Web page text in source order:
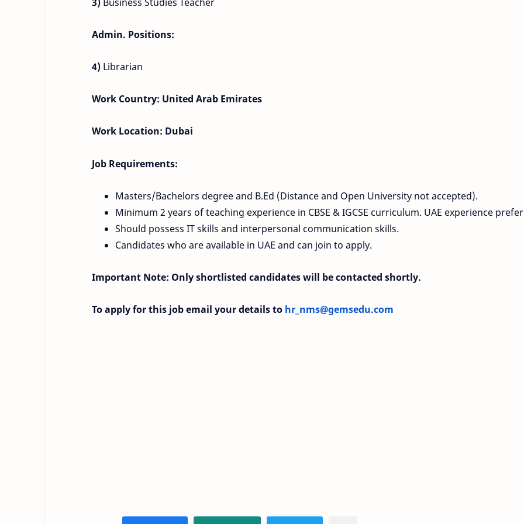
Admin. Positions:
4) Librarian
Work Country: United Arab Emirates
Work Location: Dubai
Job Requirements:
Masters/Bachelors degree and B.Ed (Distance and Open University not accepted).
Minimum 2 years of teaching experience in CBSE & IGCSE curriculum. UAE experience
Should possess IT skills and interpersonal communication skills.
Candidates who are available in UAE and can join to apply.
Important Note: Only shortlisted candidates will be contacted shortly.
To apply for this job email your details to hr_nms@gemsedu.com